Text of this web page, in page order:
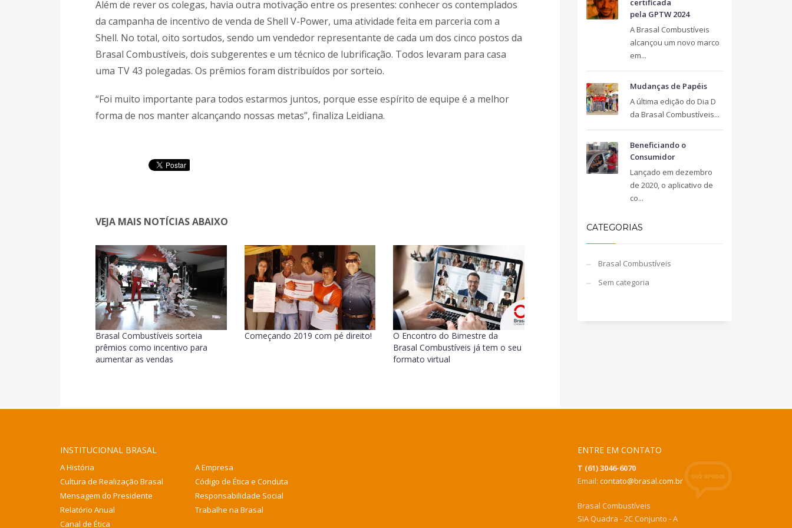
Além de rever os colegas, havia outra motivação entre os presentes: conhecer os contemplados
da campanha de incentivo de venda de Shell V-Power, uma atividade feita em parceria com a
Shell. No total, oito sortudos, sendo um vendedor representante de cada um dos cinco postos da
Brasal Combustíveis, dois subgerentes e um técnico de lubrificação. Todos levaram para casa
uma TV 43 polegadas. Os prêmios foram distribuídos por sorteio.
“Foi muito importante para todos estarmos juntos, porque esse espírito de equipe é a melhor
forma de nos manter alcançando nossas metas”, finaliza Leidiana.
VEJA MAIS NOTÍCIAS ABAIXO
Brasal Combustíveis sorteia
prêmios como incentivo para
aumentar as vendas
Começando 2019 com pé direito!
O Encontro do Bimestre da
Brasal Combustíveis já tem o seu
formato virtual
certificada
pela GPTW 2024
A Brasal Combustíveis
alcançou um novo marco
em...
Mudanças de Papéis
A última edição do Dia D
da Brasal Combustíveis...
Beneficiando o
Consumidor
Lançado em dezembro
de 2020, o aplicativo de
co...
CATEGORIAS
Brasal Combustíveis
Sem categoria
INSTITUCIONAL BRASAL
A História
A Empresa
Cultura de Realização Brasal
Código de Ética e Conduta
Mensagem do Presidente
Responsabilidade Social
Relatório Anual
Trabalhe na Brasal
Canal de Ética
ENTRE EM CONTATO
T (61) 3046-6070
Email: contato@brasal.com.br
Brasal Combustíveis
SIA Quadra - 2C Conjunto - A